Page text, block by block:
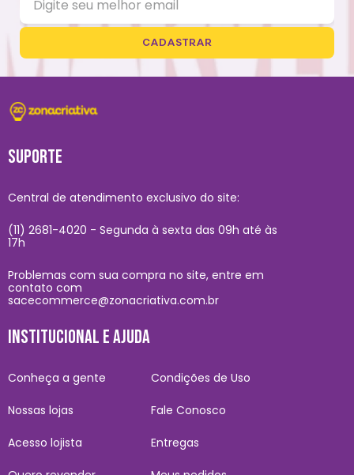
CADASTRAR
SUPORTE
Central de atendimento exclusivo do site:
(11) 2681-4020 - Segunda à sexta das 09h até às
17h
Problemas com sua compra no site, entre em
contato com
sacecommerce@zonacriativa.com.br
INSTITUCIONAL E AJUDA
Conheça a gente
Nossas lojas
Acesso lojista
Condições de Uso
Fale Conosco
Entregas